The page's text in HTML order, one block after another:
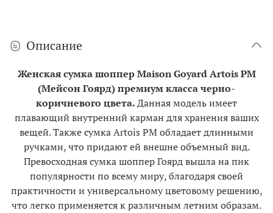
Описание
Женская сумка шоппер Maison Goyard Artois PM
(Мейсон Гоярд) премиум класса черно-
коричневого цвета.Данная модель имеет
плавающий внутренний карман для хранения ваших
вещей. Также сумка Artois PM обладает длинными
ручками, что придают ей внешне объемный вид.
Превосходная сумка шоппер Гоярд вышла на пик
популярности по всему миру, благодаря своей
практичности и универсальному цветовому решению,
что легко применяется к различным летним образам.